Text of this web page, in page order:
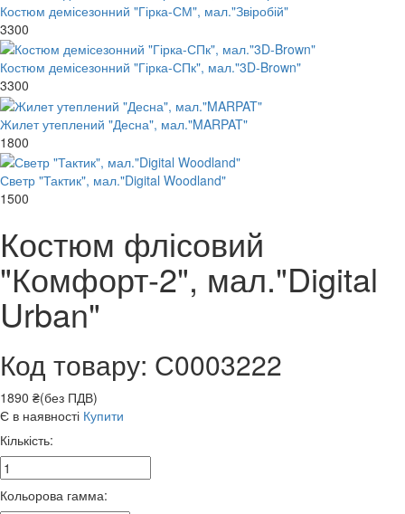
Костюм демісезонний "Гірка-СМ", мал."Звіробій"
3300
Костюм демісезонний "Гірка-СПк", мал."3D-Brown"
3300
Жилет утеплений "Десна", мал."MARPAT"
1800
Светр "Тактик", мал."Digital Woodland"
1500
Костюм флісовий
"Комфорт-2", мал."Digital
Urban"
Код товару: С0003222
1890 ₴(без ПДВ)
Є в наявності Купити
Кількість:
Кольорова гамма: